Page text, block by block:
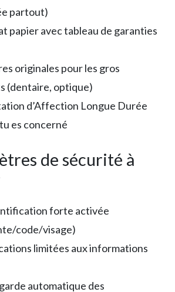
partout)
papier avec tableau de garanties
originales pour les gros
(dentaire, optique)
d’Affection Longue Durée
es concerné
de sécurité à
forte activée
code/visage)
limitées aux informations
automatique des